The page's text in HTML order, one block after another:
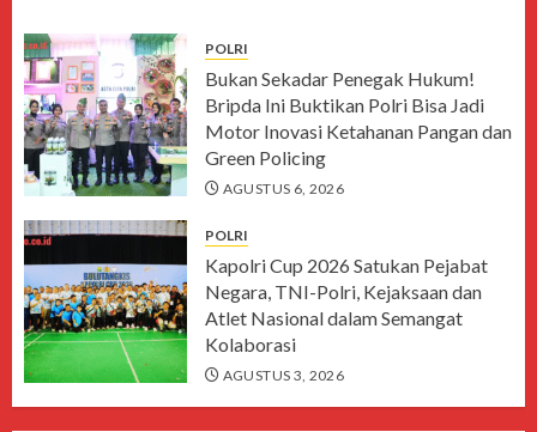
POLRI
Bukan Sekadar Penegak Hukum!
Bripda Ini Buktikan Polri Bisa Jadi
Motor Inovasi Ketahanan Pangan dan
Green Policing
AGUSTUS 6, 2026
POLRI
Kapolri Cup 2026 Satukan Pejabat
Negara, TNI-Polri, Kejaksaan dan
Atlet Nasional dalam Semangat
Kolaborasi
AGUSTUS 3, 2026